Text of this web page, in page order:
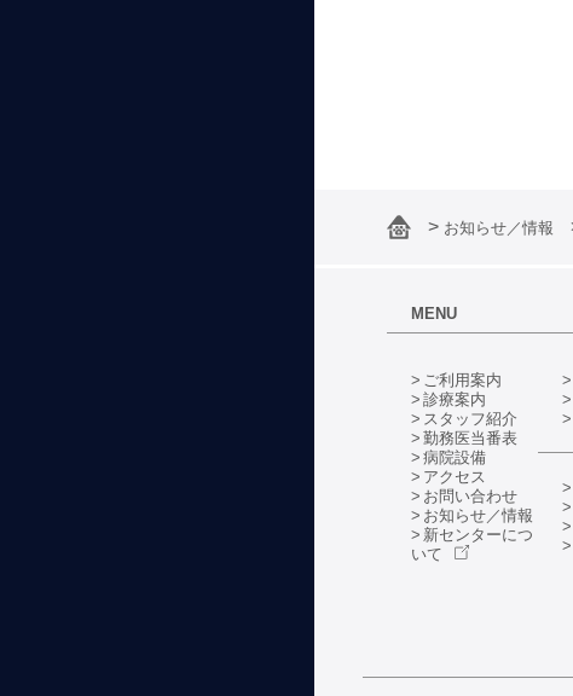
お知らせ／情報
MENU
ご利用案内
診療案内
スタッフ紹介
勤務医当番表
病院設備
アクセス
お問い合わせ
お知らせ／情報
新センターにつ
いて